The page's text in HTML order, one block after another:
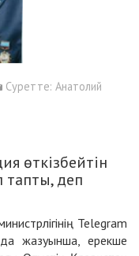
Суретте: Анатолий
өткізбейтін
тапты, деп
Telegram
жазуынша, ерекше